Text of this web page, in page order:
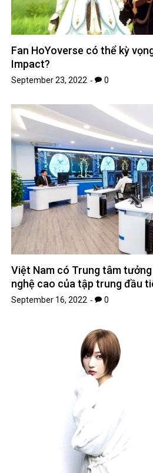
Fan HoYoverse có thể kỳ
Impact?
September 23, 2022 0
Việt Nam có Trung tâm
nghệ cao của tập trung đầu
September 16, 2022 0